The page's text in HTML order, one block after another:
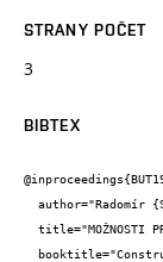
STRANY POČET
3
BIBTEX